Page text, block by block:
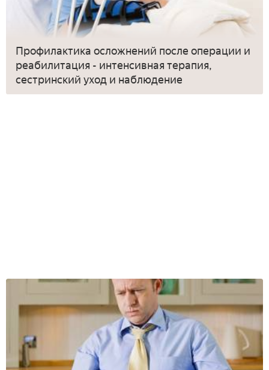
Профилактика осложнений после операции и
реабилитация - интенсивная терапия,
сестринский уход и наблюдение